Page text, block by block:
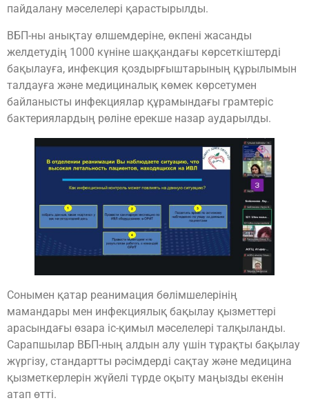
пайдалану мәселелері қарастырылды.
ВБП-ны анықтау өлшемдеріне, өкпені жасанды
желдетудің 1000 күніне шаққандағы көрсеткіштерді
бақылауға, инфекция қоздырғыштарының құрылымын
талдауға және медициналық көмек көрсетумен
байланысты инфекциялар құрамындағы грамтеріс
бактериялардың рөліне ерекше назар аударылды.
Сонымен қатар реанимация бөлімшелерінің
мамандары мен инфекциялық бақылау қызметтері
арасындағы өзара іс-қимыл мәселелері талқыланды.
Сарапшылар ВБП-ның алдын алу үшін тұрақты бақылау
жүргізу, стандартты рәсімдерді сақтау және медицина
қызметкерлерін жүйелі түрде оқыту маңызды екенін
атап өтті.